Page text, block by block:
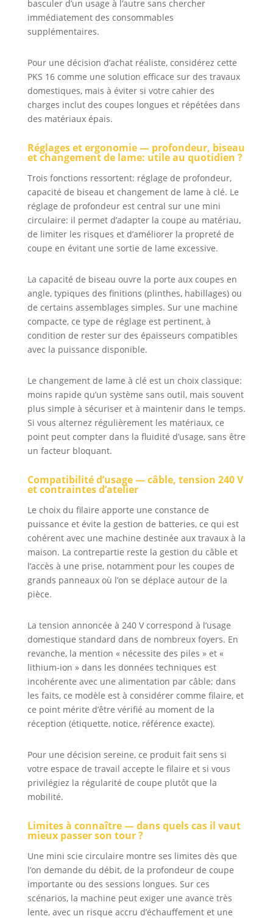
basculer d’un usage à l’autre sans chercher
immédiatement des consommables
supplémentaires.
Pour une décision d’achat réaliste, considérez cette
PKS 16 comme une solution efficace sur des travaux
domestiques, mais à éviter si votre cahier des
charges inclut des coupes longues et répétées dans
des matériaux épais.
Réglages et ergonomie — profondeur, biseau
et changement de lame: utile au quotidien ?
Trois fonctions ressortent: réglage de profondeur,
capacité de biseau et changement de lame à clé. Le
réglage de profondeur est central sur une mini
circulaire: il permet d’adapter la coupe au matériau,
de limiter les risques et d’améliorer la propreté de
coupe en évitant une sortie de lame excessive.
La capacité de biseau ouvre la porte aux coupes en
angle, typiques des finitions (plinthes, habillages) ou
de certains assemblages simples. Sur une machine
compacte, ce type de réglage est pertinent, à
condition de rester sur des épaisseurs compatibles
avec la puissance disponible.
Le changement de lame à clé est un choix classique:
moins rapide qu’un système sans outil, mais souvent
plus simple à sécuriser et à maintenir dans le temps.
Si vous alternez régulièrement les matériaux, ce
point peut compter dans la fluidité d’usage, sans être
un facteur bloquant.
Compatibilité d’usage — câble, tension 240 V
et contraintes d’atelier
Le choix du filaire apporte une constance de
puissance et évite la gestion de batteries, ce qui est
cohérent avec une machine destinée aux travaux à la
maison. La contrepartie reste la gestion du câble et
l’accès à une prise, notamment pour les coupes de
grands panneaux où l’on se déplace autour de la
pièce.
La tension annoncée à 240 V correspond à l’usage
domestique standard dans de nombreux foyers. En
revanche, la mention « nécessite des piles » et «
lithium-ion » dans les données techniques est
incohérente avec une alimentation par câble; dans
les faits, ce modèle est à considérer comme filaire, et
ce point mérite d’être vérifié au moment de la
réception (étiquette, notice, référence exacte).
Pour une décision sereine, ce produit fait sens si
votre espace de travail accepte le filaire et si vous
privilégiez la régularité de coupe plutôt que la
mobilité.
Limites à connaître — dans quels cas il vaut
mieux passer son tour ?
Une mini scie circulaire montre ses limites dès que
l’on demande du débit, de la profondeur de coupe
importante ou des sessions longues. Sur ces
scénarios, la machine peut exiger une avance très
lente, avec un risque accru d’échauffement et une